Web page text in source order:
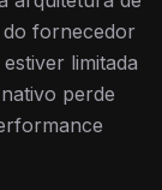
fornecedor
limitada
perde